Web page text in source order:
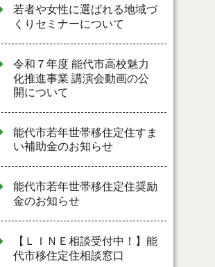
若者や女性に選ばれる地域づ
くりセミナーについて
令和７年度 能代市高校魅力
化推進事業 講演会動画の公
開について
能代市若年世帯移住定住すま
い補助金のお知らせ
能代市若年世帯移住定住奨励
金のお知らせ
【ＬＩＮＥ相談受付中！】能
代市移住定住相談窓口